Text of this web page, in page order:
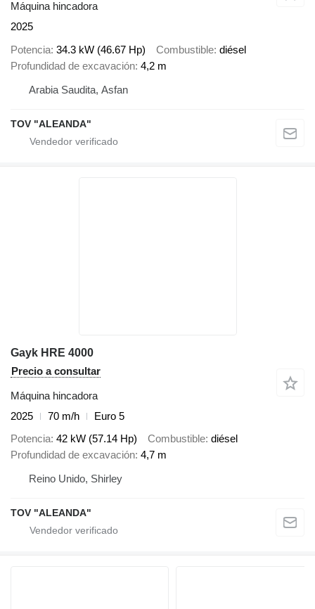
Máquina hincadora
2025
Potencia 34.3 kW (46.67 Hp) Combustible diésel
Profundidad de excavación 4,2 m
Arabia Saudita, Asfan
TOV "ALEANDA"
Gayk HRE 4000
Precio a consultar
Máquina hincadora
2025
70 m/h
Euro 5
Potencia 42 kW (57.14 Hp) Combustible diésel
Profundidad de excavación 4,7 m
Reino Unido, Shirley
TOV "ALEANDA"